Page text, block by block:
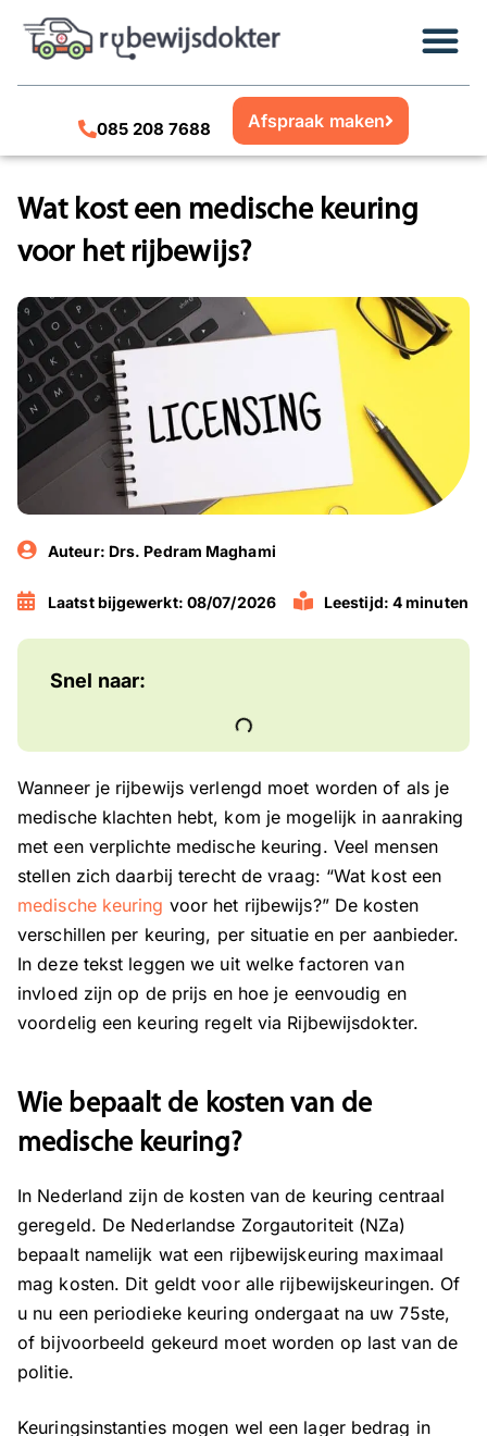
085 208 7688 Afspraak maken
Wat kost een medische keuring
voor het rijbewijs?
Auteur: Drs. Pedram Maghami
Laatst bijgewerkt: 08/07/2026 Leestijd: 4 minuten
Snel naar:
Wanneer je rijbewijs verlengd moet worden of als je
medische klachten hebt, kom je mogelijk in aanraking
met een verplichte medische keuring. Veel mensen
stellen zich daarbij terecht de vraag: “Wat kost een
medische keuring voor het rijbewijs?” De kosten
verschillen per keuring, per situatie en per aanbieder.
In deze tekst leggen we uit welke factoren van
invloed zijn op de prijs en hoe je eenvoudig en
voordelig een keuring regelt via Rijbewijsdokter.
Wie bepaalt de kosten van de
medische keuring?
In Nederland zijn de kosten van de keuring centraal
geregeld. De Nederlandse Zorgautoriteit (NZa)
bepaalt namelijk wat een rijbewijskeuring maximaal
mag kosten. Dit geldt voor alle rijbewijskeuringen. Of
u nu een periodieke keuring ondergaat na uw 75ste,
of bijvoorbeeld gekeurd moet worden op last van de
politie.
Keuringsinstanties mogen wel een lager bedrag in